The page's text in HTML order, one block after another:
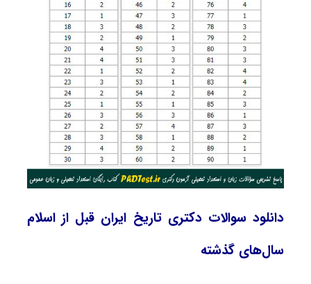
دانلود سوالات دکتری تاریخ ایران قبل از اسلام
سال‌های گذشته